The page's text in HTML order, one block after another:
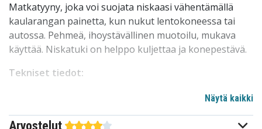
Matkatyyny, joka voi suojata niskaasi vähentämällä
kaularangan painetta, kun nukut lentokoneessa tai
autossa. Pehmeä, ihoystävällinen muotoilu, mukava
käyttää. Niskatuki on helppo kuljettaa ja konepestävä.
Tekniset tiedot:
Näytä kaikki
Arvostelut